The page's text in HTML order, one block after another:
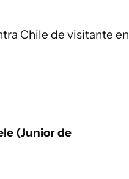
Chile de visitante en
(Junior de